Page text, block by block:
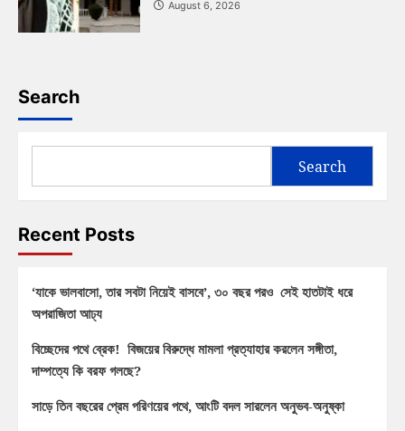
August 6, 2026
Search
Search
Recent Posts
‘যাকে ভালবাসো, তার সবটা নিয়েই বাসবে’, ৩০ বছর পরও সেই হাতটাই ধরে
অপরাজিতা আঢ্য
বিচ্ছেদের পথে ব্রেক! বিজয়ের বিরুদ্ধে মামলা প্রত্যাহার করলেন সঙ্গীতা,
দাম্পত্যে কি বরফ গলছে?
সাড়ে তিন বছরের প্রেম পরিণয়ের পথে, আংটি বদল সারলেন অনুভব-অনুষ্কা